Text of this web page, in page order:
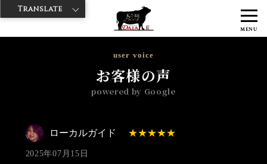
MENU
神戸牛ダイヤ > 神戸牛ダイア すし屋通り店
ロー
user voice
お客様の声
powered by Google
ローカルガイド
2025年07月15日
Translate